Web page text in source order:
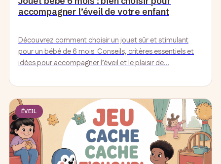
accompagner l’éveil de votre enfant
Découvrez comment choisir un jouet sûr et stimulant
pour un bébé de 6 mois. Conseils, critères essentiels et
idées pour accompagner l’éveil et le plaisir de…
ÉVEIL